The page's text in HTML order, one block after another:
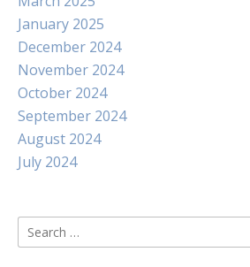
January 2025
December 2024
November 2024
October 2024
September 2024
August 2024
July 2024
Search
for: